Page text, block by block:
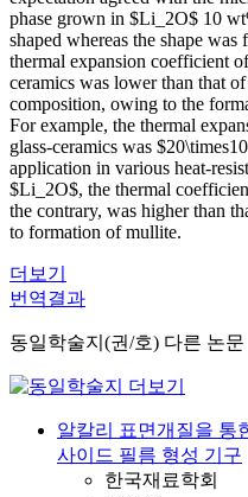
phase grown in $Li_2O$ 10
shaped whereas the shape
thermal expansion coefficient
ceramics was lower than that
composition, owing to the
For example, the thermal
glass-ceramics was
application in various heat-
$Li_2O$, the thermal
the contrary, was higher than
to formation of mullite.
더보기
번역결과
동일학술지(권/호) 다른 논문
알칼리 표면개질을 통
사이드 필름 형성 기구
한국재료학회